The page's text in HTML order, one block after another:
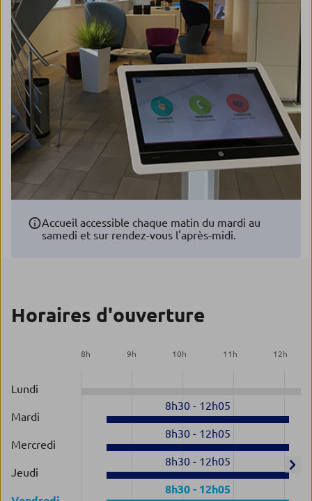
Accueil accessible chaque matin du mardi au
samedi et sur rendez-vous l'après-midi.
Horaires d'ouverture
8h 9h 10h 11 h 12h
Lundi
Mardi
8h30- 12h05
Mercredi
8h30- 12h05
Jeudi
8h30- 12h05
8h30- 12h05